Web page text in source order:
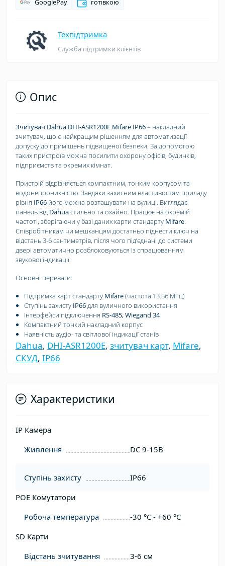
GooglePay
готівкою
Техпідтримка
Служба підтримки клієнтів
Опис
Зчитувач Dahua DHI-ASR1200E Mifare IP66– накладний
зчитувач, що є найкращим рішенням для автоматизації
допуску до приміщень підвищеної безпеки. За допомогою
таких пристроїв можна посилити охорону офісів, будинків,
підприємств та окремих кімнат.
Пристрій відрізняється компактним, тонким корпусом та
водонепроникністю. Завдяки захисним властивостям приладу
рівня IP66його можна розташувати на вулиці. Виглядає
панель від Dahuaстильно та охайно. Працює на окремій
частоті, зберігаючи у базі даних карти стандарту Mifare.
Співробітникам чи мешканцям достатньо піднести ключ на
відстань 3-6 сантиметрів, після чого підʼєднані до системи
двері автоматично розблоковуються із спрацюванням
звукової індикації.
Основні переваги:
Підтримка карт стандарту Mifare(частота 13.56 МГц)
Ступінь захисту IP66для вуличного використання
Інтерфейси підключення RS-485, Wiegand 34
Компактний тонкий накладний корпус
Наявність аудіо- та світлової індикації станів
Dahua, DHI-ASR1200E, зчитувач карт, Mifare,
СКУД, IP66
Характеристики
IP Камера
Живлення
DC 9-15В
Ступінь захисту
IP66
POE Комутатори
Робоча температура
-30 °С - +60 °С
SD Карти
Відстань зчитування
3-6 см